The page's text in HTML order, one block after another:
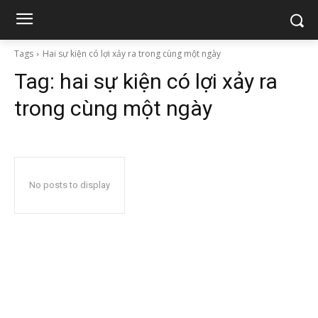
Tags Hai sự kiện có lợi xảy ra trong cùng một ngày
Tag: hai sự kiện có lợi xảy ra
trong cùng một ngày
No posts to display